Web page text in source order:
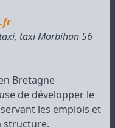
, taxi Morbihan 56
Bretagne
de développer le
les emplois et
structure.